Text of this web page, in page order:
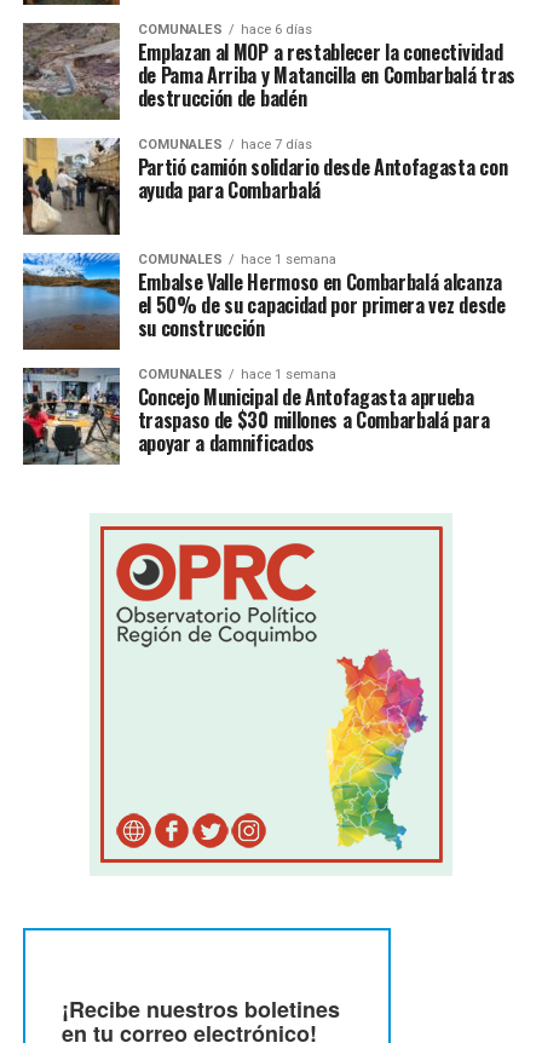
COMUNALES hace 6 días
Emplazan al MOP a restablecer la conectividad
de Pama Arriba y Matancilla en Combarbalá tras
destrucción de badén
COMUNALES hace 7 días
Partió camión solidario desde Antofagasta con
ayuda para Combarbalá
COMUNALES hace 1 semana
Embalse Valle Hermoso en Combarbalá alcanza
el 50% de su capacidad por primera vez desde
su construcción
COMUNALES hace 1 semana
Concejo Municipal de Antofagasta aprueba
traspaso de $30 millones a Combarbalá para
apoyar a damnificados